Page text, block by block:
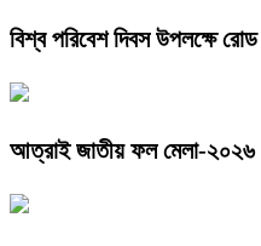
বিশ্ব পরিবেশ দিবস উপলক্ষে
আত্রাই জাতীয় ফল মেলা-